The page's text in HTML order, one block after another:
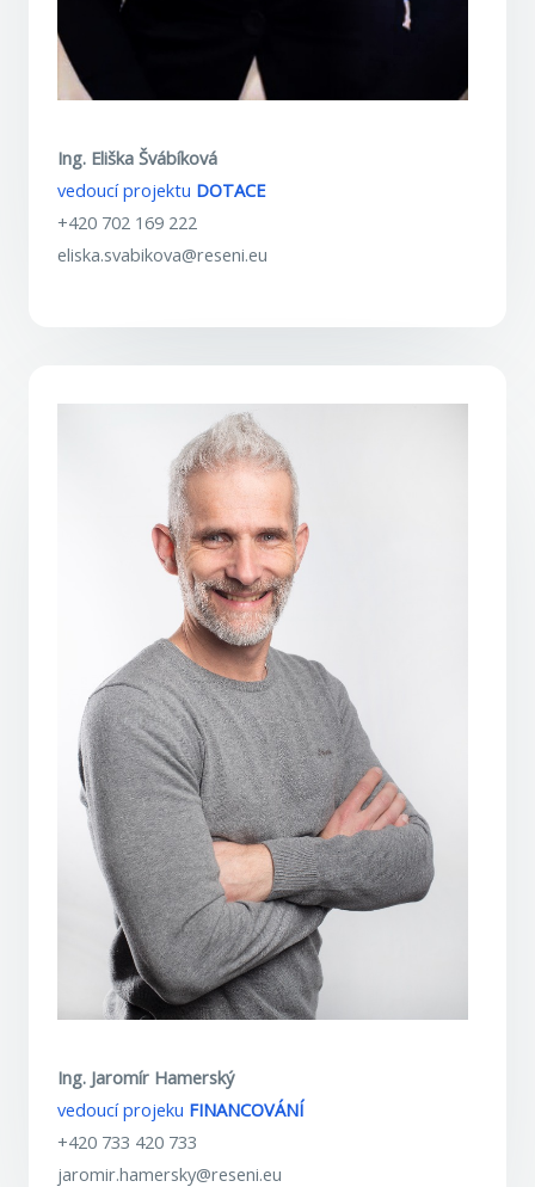
Ing. Eliška Švábíková
vedoucí projektu DOTACE
+420 702 169 222
eliska.svabikova@reseni.eu
Ing. Jaromír Hamerský
vedoucí projeku FINANCOVÁNÍ
+420 733 420 733
jaromir.hamersky@reseni.eu